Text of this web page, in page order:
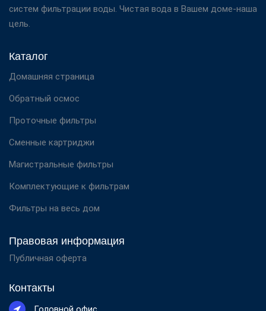
систем фильтрации воды. Чистая вода в Вашем доме-наша
цель.
Каталог
Домашняя страница
Обратный осмос
Проточные фильтры
Сменные картриджи
Магистральные фильтры
Комплектующие к фильтрам
Фильтры на весь дом
Правовая информация
Публичная оферта
Контакты